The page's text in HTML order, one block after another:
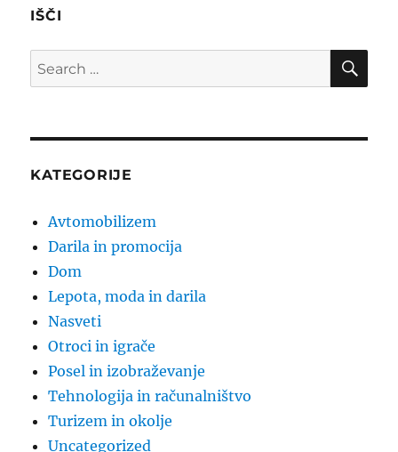
IŠČI
Search
for:
KATEGORIJE
Avtomobilizem
Darila in promocija
Dom
Lepota, moda in darila
Nasveti
Otroci in igrače
Posel in izobraževanje
Tehnologija in računalništvo
Turizem in okolje
Uncategorized